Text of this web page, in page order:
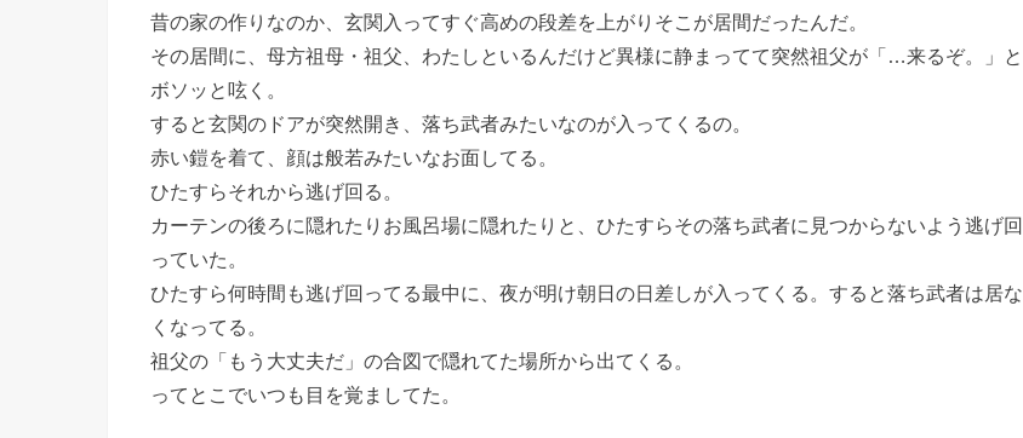
昔の家の作りなのか、玄関入ってすぐ高めの段差を上がりそこが居間だったんだ。
その居間に、母方祖母・祖父、わたしといるんだけど異様に静まってて突然祖父が「…来るぞ。」と
ボソッと呟く。
すると玄関のドアが突然開き、落ち武者みたいなのが入ってくるの。
赤い鎧を着て、顔は般若みたいなお面してる。
ひたすらそれから逃げ回る。
カーテンの後ろに隠れたりお風呂場に隠れたりと、ひたすらその落ち武者に見つからないよう逃げ回
っていた。
ひたすら何時間も逃げ回ってる最中に、夜が明け朝日の日差しが入ってくる。すると落ち武者は居な
くなってる。
祖父の「もう大丈夫だ」の合図で隠れてた場所から出てくる。
ってとこでいつも目を覚ましてた。